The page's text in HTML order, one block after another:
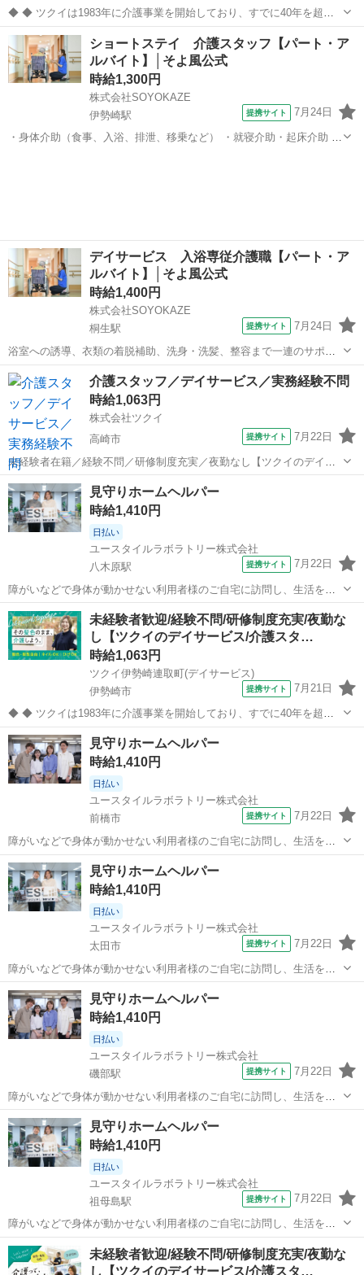
◆ ◆ ツクイは1983年に介護事業を開始しており、すでに40年を超え
る歴史を有しています。デイサービスでは業界トップクラス！ ◆グル
ープ会社の経営管理 ◆在宅介護サービス:デイサービス/訪問介護/訪問
入浴/訪問看護/...
群馬 前橋市 新前橋駅 介護
ショートステイ 介護スタッフ【パート・ア
ルバイト】│そよ風公式
時給1,300円
株式会社SOYOKAZE
伊勢崎駅
提携サイト 7月24日
・身体介助（食事、入浴、排泄、移乗など） ・就寝介助・起床介助 ・
デイサービス 入浴専従介護職【パート・ア
ルバイト】│そよ風公式
時給1,400円
株式会社SOYOKAZE
桐生駅
提携サイト 7月24日
浴室への誘導、衣類の着脱補助、洗身・洗髪、整容まで一連のサポー
トを担当。 安全に配慮しながら、お客様の状態に合わせた個別ケアを
行います。 ・お客様のコミュニケーションを図るお手伝いをします ・
身体介助（着脱、入浴介助、移乗...
群馬 桐生駅
介護スタッフ／デイサービス／実務経験不問
時給1,063円
株式会社ツクイ
高崎市
提携サイト 7月22日
未経験者在籍／経験不問／研修制度充実／夜勤なし【ツクイのデイサ
ービス／介護スタッフ求人】 【ツクイで働く推しポイント★】 ・髪
色・髪型自由◎ネイル・まつエクもOK！ 清潔感があれば自分らしい
スタイルで働けます♪ ・推しカラ...
群馬 高崎市 訪問介護
見守りホームヘルパー
時給1,410円
日払い
ユースタイルラボラトリー株式会社
八木原駅
提携サイト 7月22日
障がいなどで身体が動かせない利用者様のご自宅に訪問し、生活を支
える重度訪問介護のお仕事です。 ※1対1で誠実に向き合える方を募集
【仕事内容】 見守りや日常生活のお手伝いが中心ですが、利用者様の
生活を支える大切なポジション...
群馬 北群馬郡 八木原駅 介護
未経験者歓迎/経験不問/研修制度充実/夜勤な
し【ツクイのデイサービス/介護スタ…
時給1,063円
ツクイ伊勢崎連取町(デイサービス)
伊勢崎市
提携サイト 7月21日
◆ ◆ ツクイは1983年に介護事業を開始しており、すでに40年を超え
る歴史を有しています。デイサービスでは業界トップクラス！ ◆グル
ープ会社の経営管理 ◆在宅介護サービス:デイサービス/訪問介護/訪問
入浴/訪問看護/...
群馬 伊勢崎市 介護
見守りホームヘルパー
時給1,410円
日払い
ユースタイルラボラトリー株式会社
前橋市
提携サイト 7月22日
障がいなどで身体が動かせない利用者様のご自宅に訪問し、生活を支
える重度訪問介護のお仕事です。 ※1対1で誠実に向き合える方を募集
【仕事内容】 見守りや日常生活のお手伝いが中心ですが、利用者様の
生活を支える大切なポジション...
群馬 前橋市 介護
見守りホームヘルパー
時給1,410円
日払い
ユースタイルラボラトリー株式会社
太田市
提携サイト 7月22日
障がいなどで身体が動かせない利用者様のご自宅に訪問し、生活を支
える重度訪問介護のお仕事です。 ※1対1で誠実に向き合える方を募集
【仕事内容】 見守りや日常生活のお手伝いが中心ですが、利用者様の
生活を支える大切なポジション...
群馬 太田市 介護
見守りホームヘルパー
時給1,410円
日払い
ユースタイルラボラトリー株式会社
磯部駅
提携サイト 7月22日
障がいなどで身体が動かせない利用者様のご自宅に訪問し、生活を支
える重度訪問介護のお仕事です。 ※1対1で誠実に向き合える方を募集
【仕事内容】 見守りや日常生活のお手伝いが中心ですが、利用者様の
生活を支える大切なポジション...
群馬 安中市 磯部駅
見守りホームヘルパー
時給1,410円
日払い
ユースタイルラボラトリー株式会社
祖母島駅
提携サイト 7月22日
障がいなどで身体が動かせない利用者様のご自宅に訪問し、生活を支
える重度訪問介護のお仕事です。 ※1対1で誠実に向き合える方を募集
【仕事内容】 見守りや日常生活のお手伝いが中心ですが、利用者様の
生活を支える大切なポジション...
群馬 祖母島駅 介護
未経験者歓迎/経験不問/研修制度充実/夜勤な
し【ツクイのデイサービス/介護スタ…